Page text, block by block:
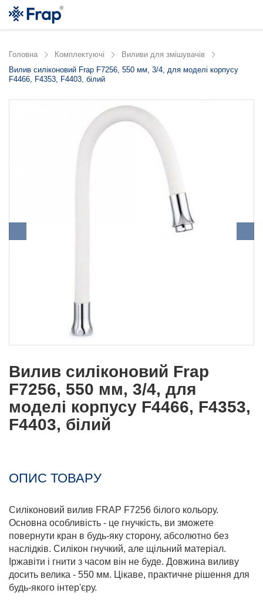
Головна Комплектуючі
Виливи для змішувачів
Вилив силіконовий Frap F7256, 550 мм, 3/4, для моделі корпусу
F4466, F4353, F4403, білий
Вилив силіконовий Frap
F7256, 550 мм, 3/4, для
моделі корпусу F4466, F4353,
F4403, білий
ОПИС ТОВАРУ
Силіконовий вилив FRAP F7256 білого кольору.
Основна особливість - це гнучкість, ви зможете
повернути кран в будь-яку сторону, абсолютно без
наслідків. Силікон гнучкий, але щільний матеріал.
Іржавіти і гнити з часом він не буде. Довжина виливу
досить велика - 550 мм. Цікаве, практичне рішення для
будь-якого інтер'єру.